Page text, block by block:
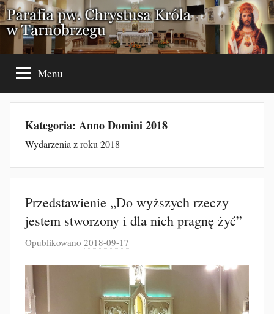
Przejdź
do
treści
Menu
Kategoria: Anno Domini 2018
Wydarzenia z roku 2018
Przedstawienie „Do wyższych rzeczy
jestem stworzony i dla nich pragnę żyć”
Opublikowano 2018-09-17
z
e
z